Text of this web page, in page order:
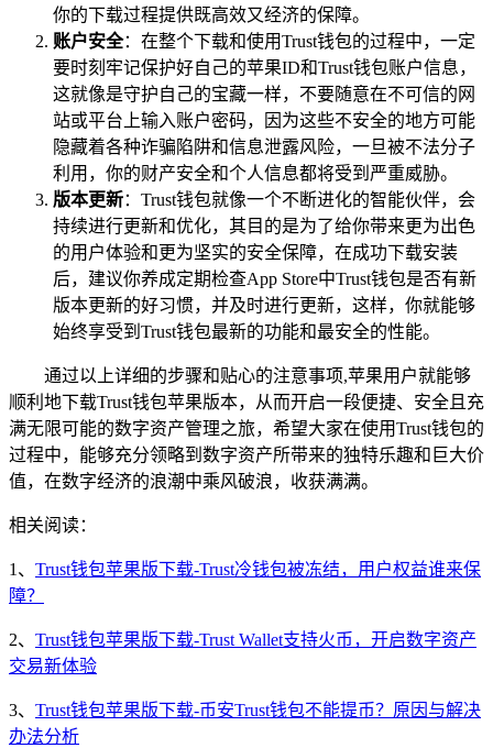
你的下载过程提供既高效又经济的保障。
账户安全：在整个下载和使用Trust钱包的过程中，一定
要时刻牢记保护好自己的苹果ID和Trust钱包账户信息，
这就像是守护自己的宝藏一样，不要随意在不可信的网
站或平台上输入账户密码，因为这些不安全的地方可能
隐藏着各种诈骗陷阱和信息泄露风险，一旦被不法分子
利用，你的财产安全和个人信息都将受到严重威胁。
版本更新：Trust钱包就像一个不断进化的智能伙伴，会
持续进行更新和优化，其目的是为了给你带来更为出色
的用户体验和更为坚实的安全保障，在成功下载安装
后，建议你养成定期检查App Store中Trust钱包是否有新
版本更新的好习惯，并及时进行更新，这样，你就能够
始终享受到Trust钱包最新的功能和最安全的性能。
通过以上详细的步骤和贴心的注意事项,苹果用户就能够
顺利地下载Trust钱包苹果版本，从而开启一段便捷、安全且充
满无限可能的数字资产管理之旅，希望大家在使用Trust钱包的
过程中，能够充分领略到数字资产所带来的独特乐趣和巨大价
值，在数字经济的浪潮中乘风破浪，收获满满。
相关阅读：
1、 Trust钱包苹果版下载-Trust冷钱包被冻结，用户权益谁来保
障？
2、 Trust钱包苹果版下载-Trust Wallet支持火币，开启数字资产
交易新体验
3、 Trust钱包苹果版下载-币安Trust钱包不能提币？原因与解决
办法分析